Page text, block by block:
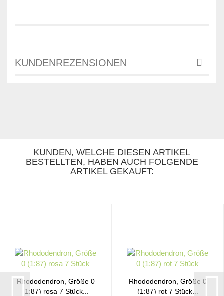
KUNDENREZENSIONEN
KUNDEN, WELCHE DIESEN ARTIKEL
BESTELLTEN, HABEN AUCH FOLGENDE
ARTIKEL GEKAUFT:
Rhododendron, Größe 0
(1:87) rosa 7 Stück...
Rhododendron, Größe 0
(1:87) rot 7 Stück...